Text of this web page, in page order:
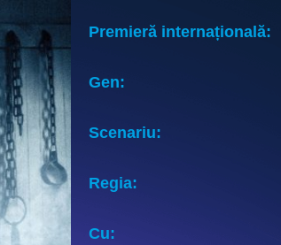
Premieră internațională:
Gen:
Scenariu:
Regia:
Cu: